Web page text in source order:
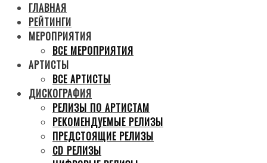
ГЛАВНАЯ
РЕЙТИНГИ
МЕРОПРИЯТИЯ
ВСЕ МЕРОПРИЯТИЯ
АРТИСТЫ
ВСЕ АРТИСТЫ
ДИСКОГРАФИЯ
РЕЛИЗЫ ПО АРТИСТАМ
РЕКОМЕНДУЕМЫЕ РЕЛИЗЫ
ПРЕДСТОЯЩИЕ РЕЛИЗЫ
CD РЕЛИЗЫ